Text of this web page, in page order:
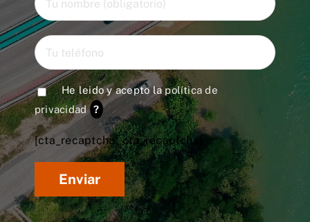
He leido y acepto lapolítica de
privacidad ?
[cta_recaptcha* cta_recaptcha]